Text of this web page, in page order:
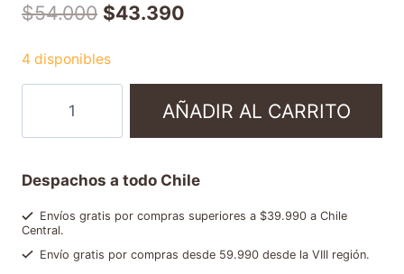
$54.000 $43.390
4 disponibles
AÑADIR AL CARRITO
Despachos a todo Chile
Envíos gratis por compras superiores a $39.990 a Chile
Central.
Envío gratis por compras desde 59.990 desde la VIII región.